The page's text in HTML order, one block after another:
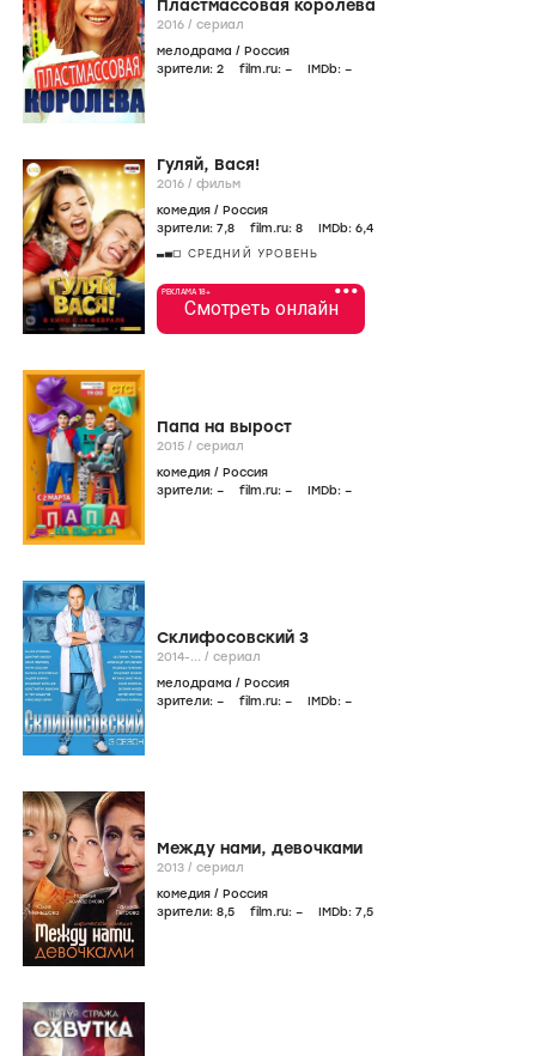
Пластмассовая королева
2016 / сериал
мелодрама / Россия
зрители: 2 film.ru: – IMDb: –
Гуляй, Вася!
2016 / фильм
комедия / Россия
зрители: 7,8 film.ru: 8 IMDb: 6,4
СРЕДНИЙ УРОВЕНЬ
•••
РЕКЛАМА 18+
Смотреть онлайн
Папа на вырост
2015 / сериал
комедия / Россия
зрители: – film.ru: – IMDb: –
Склифосовский 3
2014-... / сериал
мелодрама / Россия
зрители: – film.ru: – IMDb: –
Между нами, девочками
2013 / сериал
комедия / Россия
зрители: 8,5 film.ru: – IMDb: 7,5